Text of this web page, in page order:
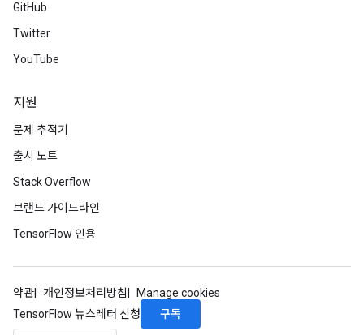
GitHub
Twitter
YouTube
지원
문제 추적기
출시 노트
Stack Overflow
브랜드 가이드라인
TensorFlow 인용
약관 개인정보처리방침
Manage cookies
TensorFlow 뉴스레터 신청
구독